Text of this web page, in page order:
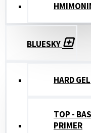
BLUESKY
HARD GEL
TOP -
PRIMER